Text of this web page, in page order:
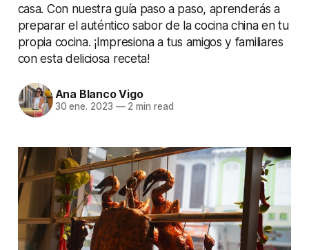
casa. Con nuestra guía paso a paso, aprenderás a
preparar el auténtico sabor de la cocina china en tu
propia cocina. ¡Impresiona a tus amigos y familiares
con esta deliciosa receta!
Ana Blanco Vigo
30 ene. 2023 —2 min read